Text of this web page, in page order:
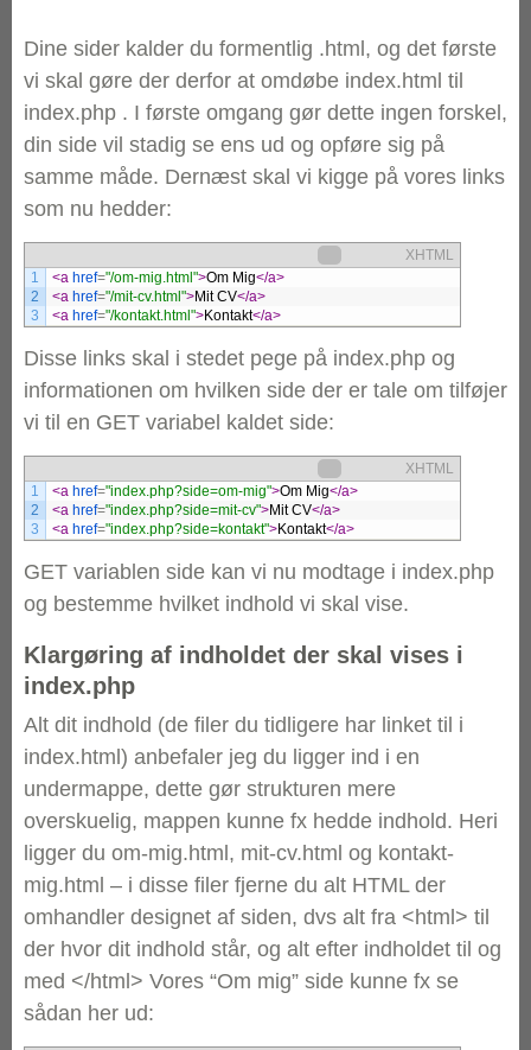
Dine sider kalder du formentlig .html, og det første
vi skal gøre der derfor at omdøbe index.html til
index.php . I første omgang gør dette ingen forskel,
din side vil stadig se ens ud og opføre sig på
samme måde. Dernæst skal vi kigge på vores links
som nu hedder:
XHTML
1
2
3
<a href="/om-mig.html">Om Mig</a>
<a href="/mit-cv.html">Mit CV</a>
<a href="/kontakt.html">Kontakt</a>
Disse links skal i stedet pege på index.php og
informationen om hvilken side der er tale om tilføjer
vi til en GET variabel kaldet side:
XHTML
1
2
3
<a href="index.php?side=om-mig">Om Mig</a>
<a href="index.php?side=mit-cv">Mit CV</a>
<a href="index.php?side=kontakt">Kontakt</a>
GET variablen side kan vi nu modtage i index.php
og bestemme hvilket indhold vi skal vise.
Klargøring af indholdet der skal vises i
index.php
Alt dit indhold (de filer du tidligere har linket til i
index.html) anbefaler jeg du ligger ind i en
undermappe, dette gør strukturen mere
overskuelig, mappen kunne fx hedde indhold. Heri
ligger du om-mig.html, mit-cv.html og kontakt-
mig.html – i disse filer fjerne du alt HTML der
omhandler designet af siden, dvs alt fra <html> til
der hvor dit indhold står, og alt efter indholdet til og
med </html> Vores “Om mig” side kunne fx se
sådan her ud: